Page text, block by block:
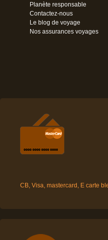
Planète responsable
Contactez-nous
Le blog de voyage
Nos assurances voyages
CB, Visa, mastercard, E carte